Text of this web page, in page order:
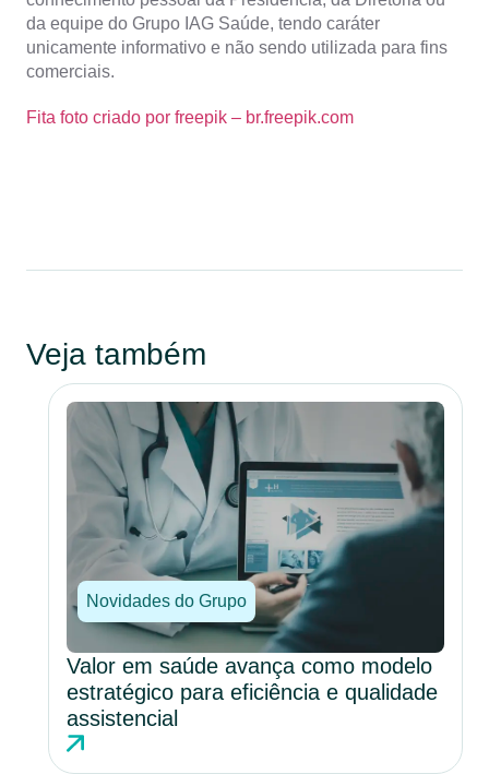
da equipe do Grupo IAG Saúde, tendo caráter
unicamente informativo e não sendo utilizada para fins
comerciais.
Fita foto criado por freepik – br.freepik.com
Veja também
Novidades do Grupo
Valor em saúde avança como modelo
estratégico para eficiência e qualidade
assistencial